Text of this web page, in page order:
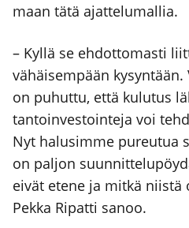
maan tätä ajat­te­lu­mal­lia.
– Kyl­lä se ehdot­to­mas­ti
vähäi­sem­pään
on puhut­tu, että kulu­tus
tan­toin­ves­toin­te­ja voi
Nyt halusim­me pureu­tua
on pal­jon
eivät ete­ne ja mit­kä niis­tä
Pek­ka Ripat­ti sanoo.